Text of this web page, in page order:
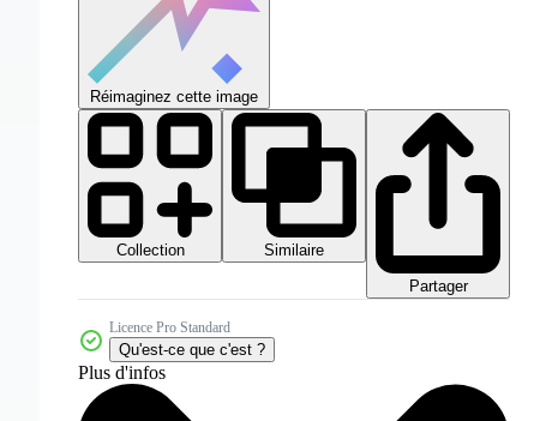
Réimaginez cette image
Collection
Similaire
Partager
Licence Pro Standard
Qu'est-ce que c'est ?
Plus d'infos